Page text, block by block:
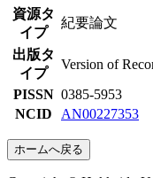
資源タ
イプ
紀要論文
出版タ
イプ
Version of
PISSN 0385-5953
NCID
AN00227353
ホームへ戻る